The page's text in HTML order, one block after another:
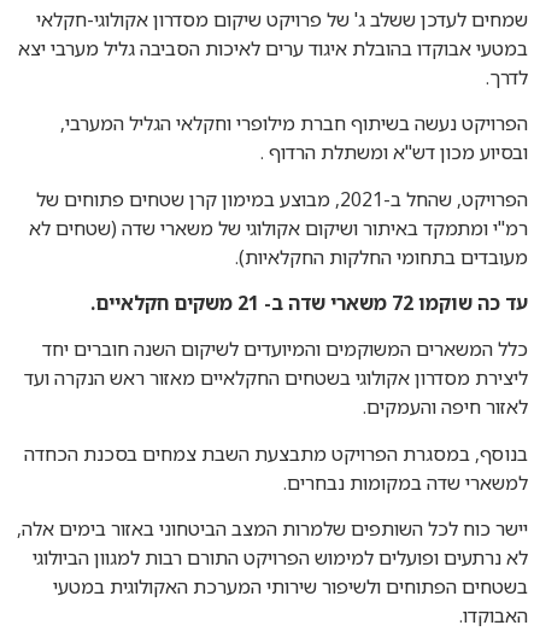
שמחים לעדכן ששלב ג' של פרויקט שיקום מסדרון אקולוגי-חקלאי
במטעי אבוקדו בהובלת איגוד ערים לאיכות הסביבה גליל מערבי יצא
לדרך.
הפרויקט נעשה בשיתוף חברת מילופרי וחקלאי הגליל המערבי,
ובסיוע מכון דש"א ומשתלת הרדוף .
הפרויקט, שהחל ב-2021, מבוצע במימון קרן שטחים פתוחים של
רמ"י ומתמקד באיתור ושיקום אקולוגי של משארי שדה (שטחים לא
מעובדים בתחומי החלקות החקלאיות).
עד כה שוקמו 72 משארי שדה ב- 21 משקים חקלאיים.
כלל המשארים המשוקמים והמיועדים לשיקום השנה חוברים יחד
ליצירת מסדרון אקולוגי בשטחים החקלאיים מאזור ראש הנקרה ועד
לאזור חיפה והעמקים.
בנוסף, במסגרת הפרויקט מתבצעת השבת צמחים בסכנת הכחדה
למשארי שדה במקומות נבחרים.
יישר כוח לכל השותפים שלמרות המצב הביטחוני באזור בימים אלה,
לא נרתעים ופועלים למימוש הפרויקט התורם רבות למגוון הביולוגי
בשטחים הפתוחים ולשיפור שירותי המערכת האקולוגית במטעי
האבוקדו.